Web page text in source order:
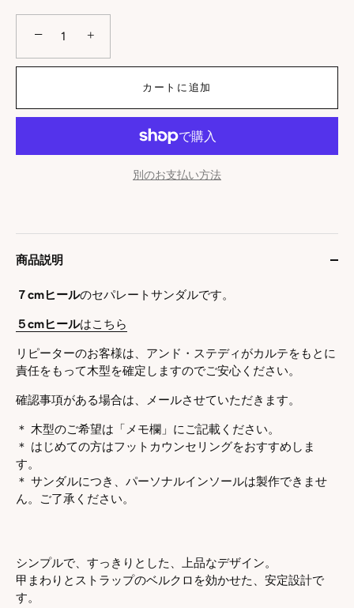
− +
カートに追加
別のお支払い方法
商品説明
７cmヒールのセパレートサンダルです。
５cmヒールはこちら
リピーターのお客様は、アンド・ステディがカルテをもとに
責任をもって木型を確定しますのでご安心ください。
確認事項がある場合は、メールさせていただきます。
＊ 木型のご希望は「メモ欄」にご記載ください。
＊ はじめての方はフットカウンセリングをおすすめしま
す。
＊ サンダルにつき、パーソナルインソールは製作できませ
ん。ご了承ください。
シンプルで、すっきりとした、上品なデザイン。
甲まわりとストラップのベルクロを効かせた、安定設計で
す。